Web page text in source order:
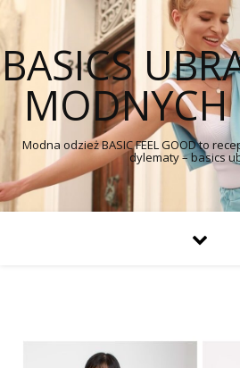
BASICS
MODNYCH
Modna odzież BASIC FEEL GOOD to
dylematy – basics